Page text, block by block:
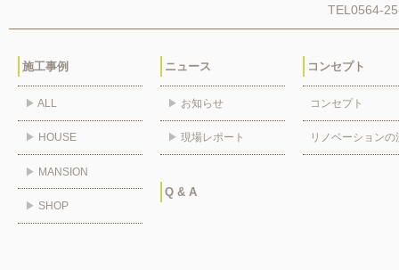
TEL0564-
施工事例
▶ ALL
▶ HOUSE
▶ MANSION
▶ SHOP
ニュース
▶ お知らせ
▶ 現場レポート
Q & A
コンセプト
コンセプト
リノベーションの